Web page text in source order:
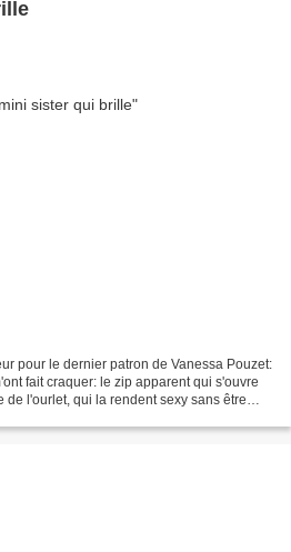
pour le dernier patron de Vanessa Pouzet:
fait craquer: le zip apparent qui s'ouvre
de l'ourlet, qui la rendent sexy sans être